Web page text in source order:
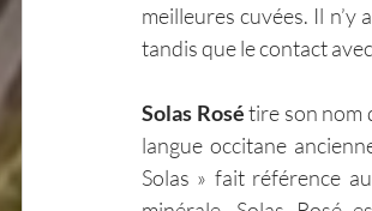
meilleures cuvées. Il
tandis que le contact
Solas Rosé tire son nom
langue occitane
Solas » fait référence